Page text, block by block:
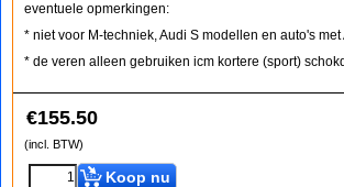
eventuele opmerkingen:
* niet voor M-techniek, Audi S modellen en auto's
* de veren alleen gebruiken icm kortere (sport)
€155.50
(incl. BTW)
Koop nu